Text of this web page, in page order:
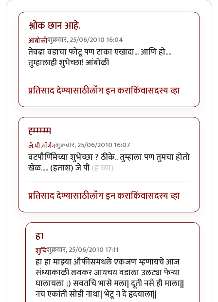
श्लोक छान आहे.
आंबोळीशुक्रवार, 25/06/2010 16:04
तेवढा वडाचा फोटू पण टाका एखादा... आणि हो....
तुम्हालाही शुभेच्छा! आंबोळी
प्रतिसाद देण्यासाठीलॉग इन कराकिंवासदस्य व्हा
ह्म्म्म्म्म
जे.पी.मॉर्गनशुक्रवार, 25/06/2010 16:07
वटपौर्णिमेच्या शुभेच्छा ? ठीके.. तुम्हाला पण तुमचा होतो
खेळ..... (हताश) जे पी(ह घ्या)
प्रतिसाद देण्यासाठीलॉग इन कराकिंवासदस्य व्हा
हा
शुचिशुक्रवार, 25/06/2010 17:11
In reply toह्म्म्म्म्मbyजे.पी.मॉर्गन
हा हा माझ्या ऑफीसमधले एकजण म्हणायचे आज
संध्याकाळी लवकर जायचय वडाला उलट्या फेर्‍या
घालायला ;) सवतचि भासे मला| दूती नसे ही माला||
नच एकांती सोडी नाथा| भेटू न दे हृदयाला||